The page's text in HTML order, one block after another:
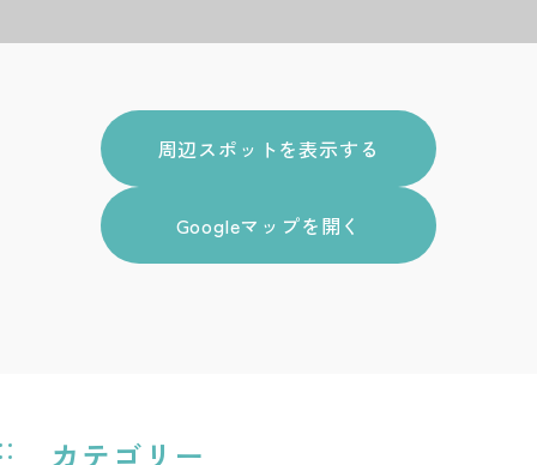
カテゴリー
周辺スポットを表示する
Googleマップを開く